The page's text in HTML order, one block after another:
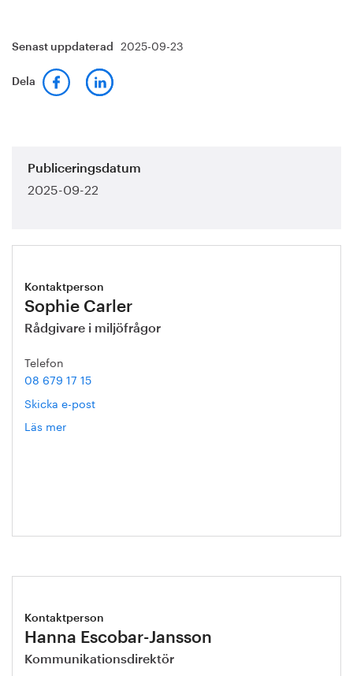
Senast uppdaterad 2025-09-23
Dela
Publiceringsdatum
2025-09-22
Kontaktperson
Sophie Carler
Rådgivare i miljöfrågor
Telefon
08 679 17 15
Skicka e-post
Läs mer
Kontaktperson
Hanna Escobar-Jansson
Kommunikationsdirektör